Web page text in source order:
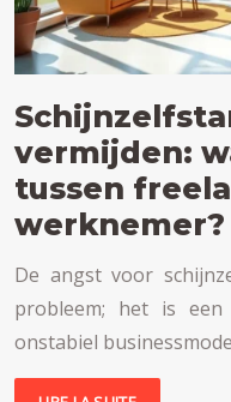
vermijden:
tussen
werknemer?
De angst voor
probleem; het is een
onstabiel